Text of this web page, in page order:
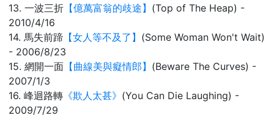
13. 一波三折 【億萬富翁的歧途】 (Top of The Heap) -
2010/4/16
14. 馬失前蹄 【女人等不及了】 (Some Woman Won't Wait)
- 2006/8/23
15. 網開一面 【曲線美與癡情郎】 (Beware The Curves) -
2007/1/3
16. 峰迴路轉 《欺人太甚》 (You Can Die Laughing) -
2009/7/29